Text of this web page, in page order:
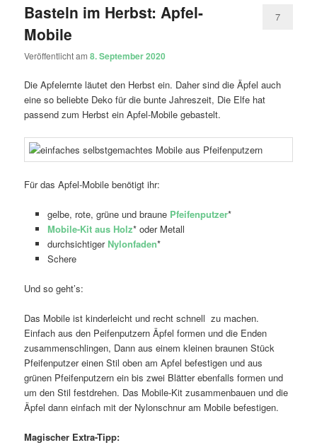
Basteln im Herbst: Apfel-
Mobile
Veröffentlicht am8. September 2020
7
Die Apfelernte läutet den Herbst ein. Daher sind die Äpfel auch
eine so beliebte Deko für die bunte Jahreszeit, Die Elfe hat
passend zum Herbst ein Apfel-Mobile gebastelt.
Für das Apfel-Mobile benötigt ihr:
gelbe, rote, grüne und braune Pfeifenputzer*
Mobile-Kit aus Holz* oder Metall
durchsichtiger Nylonfaden*
Schere
Und so geht’s:
Das Mobile ist kinderleicht und recht schnell zu machen.
Einfach aus den Peifenputzern Äpfel formen und die Enden
zusammenschlingen, Dann aus einem kleinen braunen Stück
Pfeifenputzer einen Stil oben am Apfel befestigen und aus
grünen Pfeifenputzern ein bis zwei Blätter ebenfalls formen und
um den Stil festdrehen. Das Mobile-Kit zusammenbauen und die
Äpfel dann einfach mit der Nylonschnur am Mobile befestigen.
Magischer Extra-Tipp: